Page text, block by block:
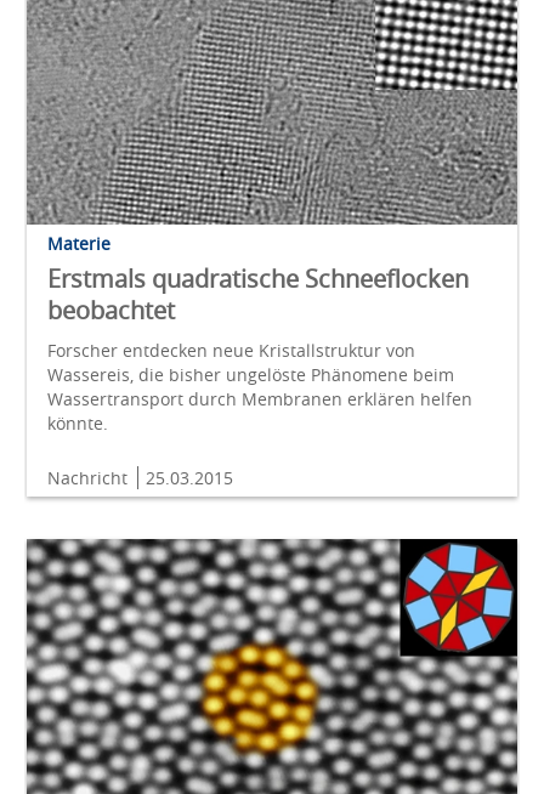
Materie
Erstmals quadratische Schneeflocken
beobachtet
Forscher entdecken neue Kristallstruktur von
Wassereis, die bisher ungelöste Phänomene beim
Wassertransport durch Membranen erklären helfen
könnte.
Nachricht 25.03.2015